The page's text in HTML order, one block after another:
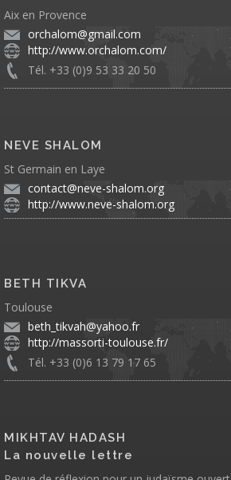
Aix en Provence
orchalom@gmail.com
http://www.orchalom.com/
Tél. +33 (0)9 53 33 20 50
NEVE SHALOM
St Germain en Laye
contact@neve-shalom.org
http://www.neve-shalom.org
BETH TIKVA
Toulouse
beth_tikvah@yahoo.fr
http://massorti-toulouse.fr/
Tél. +33 (0)6 13 79 17 65
MIKHTAV HADASH
La nouvelle lettre